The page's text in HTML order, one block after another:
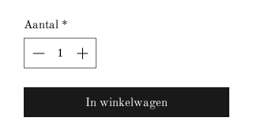
Aantal *
In winkelwagen